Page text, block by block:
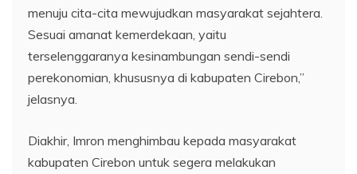
menuju cita-cita mewujudkan masyarakat sejahtera.
Sesuai amanat kemerdekaan, yaitu
terselenggaranya kesinambungan sendi-sendi
perekonomian, khususnya di kabupaten Cirebon,”
jelasnya.
Diakhir, Imron menghimbau kepada masyarakat
kabupaten Cirebon untuk segera melakukan